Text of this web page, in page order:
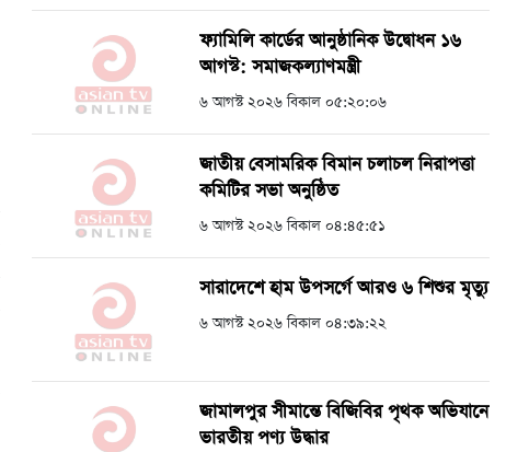
ফ্যামিলি কার্ডের আনুষ্ঠানিক উদ্বোধন ১৬
আগস্ট: সমাজকল্যাণমন্ত্রী
৬ আগস্ট ২০২৬ বিকাল ০৫:২০:০৬
জাতীয় বেসামরিক বিমান চলাচল নিরাপত্তা
কমিটির সভা অনুষ্ঠিত
৬ আগস্ট ২০২৬ বিকাল ০৪:৪৫:৫১
সারাদেশে হাম উপসর্গে আরও ৬ শিশুর মৃত্যু
৬ আগস্ট ২০২৬ বিকাল ০৪:৩৯:২২
জামালপুর সীমান্তে বিজিবির পৃথক অভিযানে
ভারতীয় পণ্য উদ্ধার